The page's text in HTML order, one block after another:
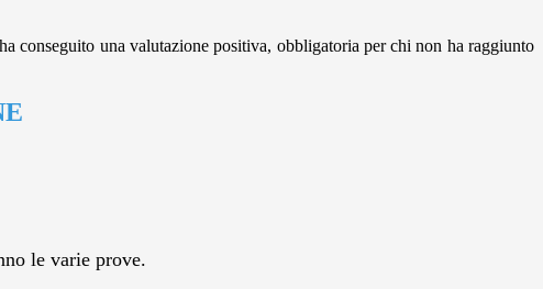
conseguito una valutazione positiva, obbligatoria per chi non ha raggiunto
le varie prove.